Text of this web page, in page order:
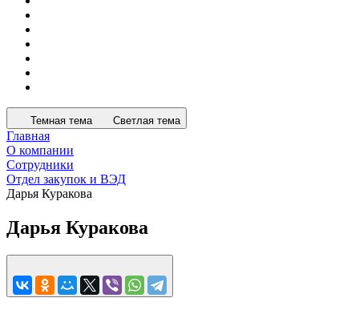
Темная тема Светлая тема
Главная
О компании
Сотрудники
Отдел закупок и ВЭД
Дарья Куракова
Дарья Куракова